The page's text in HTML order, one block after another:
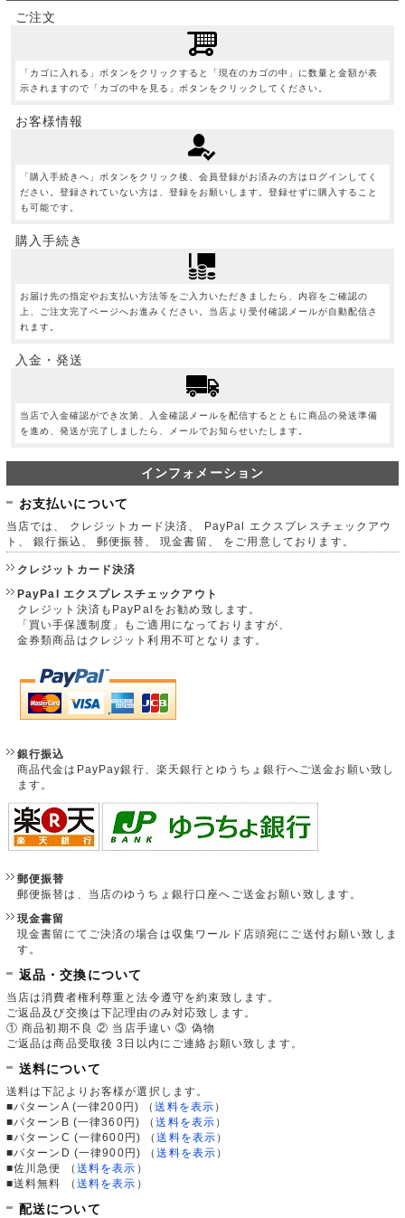
ご注文
「カゴに入れる」ボタンをクリックすると「現在のカゴの中」に数量と金額が表
示されますので「カゴの中を見る」ボタンをクリックしてください。
お客様情報
「購入手続きへ」ボタンをクリック後、会員登録がお済みの方はログインしてく
ださい。登録されていない方は、登録をお願いします。登録せずに購入すること
も可能です。
購入手続き
お届け先の指定やお支払い方法等をご入力いただきましたら、内容をご確認の
上、ご注文完了ページへお進みください。当店より受付確認メールが自動配信さ
れます。
入金・発送
当店で入金確認ができ次第、入金確認メールを配信するとともに商品の発送準備
を進め、発送が完了しましたら、メールでお知らせいたします。
インフォメーション
お支払いについて
当店では、 クレジットカード決済、 PayPal エクスプレスチェックアウ
ト、 銀行振込、 郵便振替、 現金書留、 をご用意しております。
クレジットカード決済
PayPal エクスプレスチェックアウト
クレジット決済もPayPalをお勧め致します。
「買い手保護制度」もご適用になっておりますが、
金券類商品はクレジット利用不可となります。
銀行振込
商品代金はPayPay銀行、楽天銀行とゆうちょ銀行へご送金お願い致し
ます。
郵便振替
郵便振替は、当店のゆうちょ銀行口座へご送金お願い致します。
現金書留
現金書留にてご決済の場合は収集ワールド店頭宛にご送付お願い致しま
す。
返品・交換について
当店は消費者権利尊重と法令遵守を約束致します。
ご返品及び交換は下記理由のみ対応致します。
① 商品初期不良 ② 当店手違い ③ 偽物
ご返品は商品受取後 3日以内にご連絡お願い致します。
送料について
送料は下記よりお客様が選択します。
■パターンA (一律200円)
（送料を表示 ）
■パターンB (一律360円)
（送料を表示 ）
■パターンC (一律600円)
（送料を表示 ）
■パターンD (一律900円)
（送料を表示 ）
■佐川急便
（ 送料を表示 ）
■送料無料
（ 送料を表示 ）
配送について